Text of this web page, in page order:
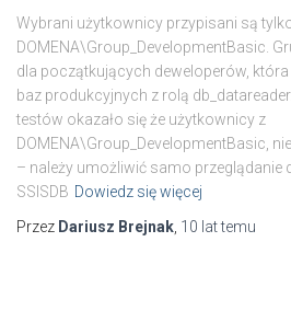
Wybrani użytkownicy przypisani są
DOMENA\Group_DevelopmentBasic.
dla początkujących deweloperów,
baz produkcyjnych z rolą
testów okazało się że użytkownicy z
DOMENA\Group_DevelopmentBasic,
– należy umożliwić samo przeglądanie
SSISDB Dowiedz się więcej
Przez Dariusz Brejnak 10 lattemu